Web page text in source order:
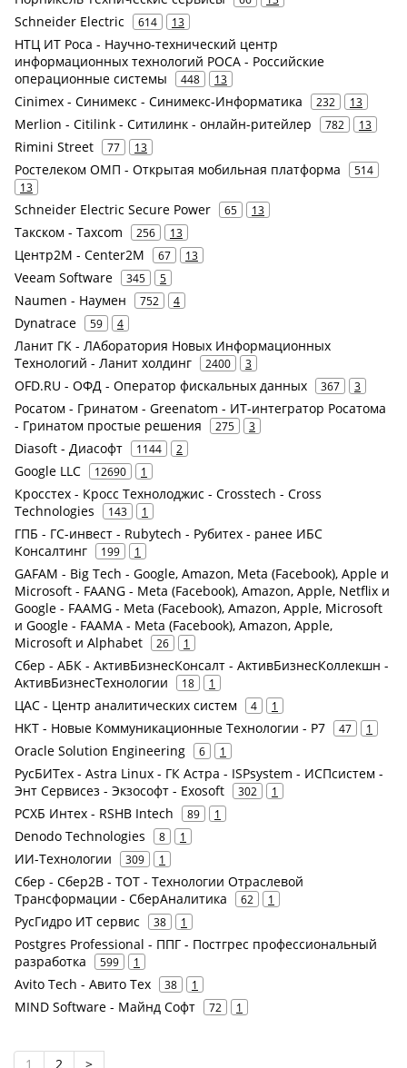
Schneider Electric 614 13
НТЦ ИТ Роса - Научно-технический центр
информационных технологий РОСА - Российские
операционные системы
448 13
Cinimex - Синимекс - Синимекс-Информатика 232 13
Merlion - Citilink - Ситилинк - онлайн-ритейлер 782 13
Rimini Street 77 13
Ростелеком ОМП - Открытая мобильная платформа
514
13
Schneider Electric Secure Power 65 13
Такском - Taxcom 256 13
Центр2М - Center2М 67 13
Veeam Software 345 5
Naumen - Наумен 752 4
Dynatrace 59 4
Ланит ГК - ЛАборатория Новых Информационных
Технологий - Ланит холдинг
2400 3
OFD.RU - ОФД - Оператор фискальных данных 367 3
Росатом - Гринатом - Greenatom - ИТ-интегратор Росатома
- Гринатом простые решения
275 3
Diasoft - Диасофт 1144 2
Google LLC 12690 1
Кросстех - Кросс Технолоджис - Crosstech - Cross
Technologies
143 1
ГПБ - ГС-инвест - Rubytech - Рубитех - ранее ИБС
Консалтинг
199 1
GAFAM - Big Tech - Google, Amazon, Meta (Facebook), Apple и
Microsoft - FAANG - Meta (Facebook), Amazon, Apple, Netflix и
Google - FAAMG - Meta (Facebook), Amazon, Apple, Microsoft
и Google - FAAMA - Meta (Facebook), Amazon, Apple,
Microsoft и Alphabet
26 1
Сбер - АБК - АктивБизнесКонсалт - АктивБизнесКоллекшн -
АктивБизнесТехнологии
18 1
ЦАС - Центр аналитических систем 4 1
НКТ - Новые Коммуникационные Технологии - Р7 47 1
Oracle Solution Engineering 6 1
РусБИТех - Astra Linux - ГК Астра - ISPsystem - ИСПсистем -
Энт Сервисез - Экзософт - Exosoft
302 1
РСХБ Интех - RSHB Intech 89 1
Denodo Technologies 8 1
ИИ-Технологии 309 1
Сбер - Сбер2В - ТОТ - Технологии Отраслевой
Трансформации - СберАналитика
62 1
РусГидро ИТ сервис 38 1
Postgres Professional - ППГ - Постгрес профессиональный
разработка
599 1
Avito Tech - Авито Тех 38 1
MIND Software - Майнд Софт 72 1
1 2 >